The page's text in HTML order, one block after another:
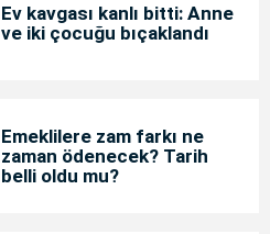
Ev kavgası kanlı bitti: Anne
ve iki çocuğu bıçaklandı
Emeklilere zam farkı ne
zaman ödenecek? Tarih
belli oldu mu?